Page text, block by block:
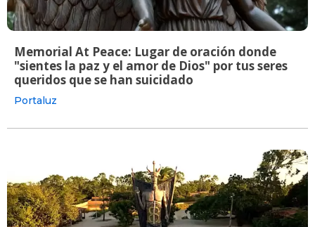
Memorial At Peace: Lugar de oración donde
"sientes la paz y el amor de Dios" por tus seres
queridos que se han suicidado
Portaluz